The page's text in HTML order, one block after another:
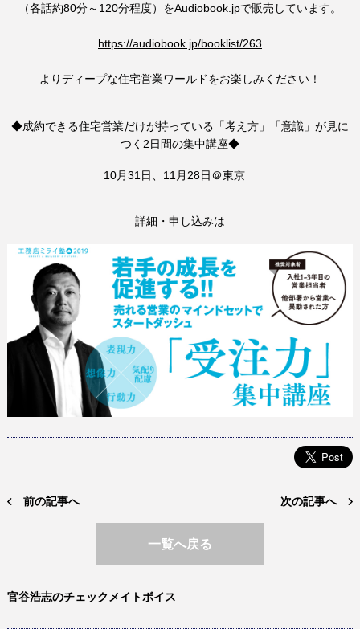
（各話約80分～120分程度）をAudiobook.jpで販売しています。
https://audiobook.jp/booklist/263
よりディープな住宅営業ワールドをお楽しみください！
◆成約できる住宅営業だけが持っている「考え方」「意識」が見に
つく2日間の集中講座◆
10月31日、11月28日＠東京
詳細・申し込みは
前の記事へ 次の記事へ
一覧へ戻る
官谷浩志のチェックメイトボイス